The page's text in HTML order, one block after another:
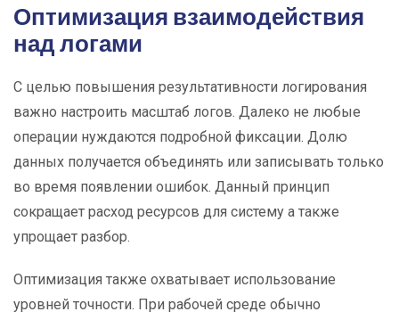
Оптимизация взаимодействия
над логами
С целью повышения результативности логирования
важно настроить масштаб логов. Далеко не любые
операции нуждаются подробной фиксации. Долю
данных получается объединять или записывать только
во время появлении ошибок. Данный принцип
сокращает расход ресурсов для систему а также
упрощает разбор.
Оптимизация также охватывает использование
уровней точности. При рабочей среде обычно